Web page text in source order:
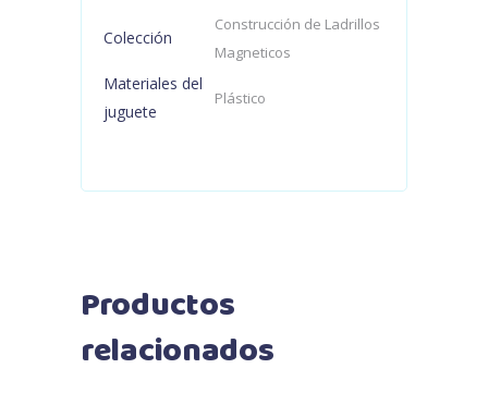
Colección
Construcción de Ladrillos
Magneticos
Materiales del
juguete
Plástico
Productos
relacionados